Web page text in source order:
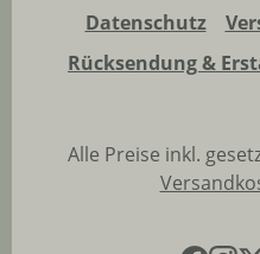
Datenschutz
Rücksendung &
Alle Preise inkl.